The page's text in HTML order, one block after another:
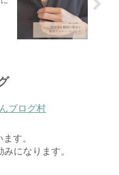
ブログ村
す。
になります。